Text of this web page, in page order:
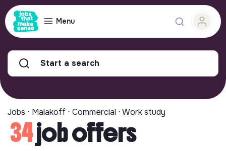
Menu
Start a search
Jobs ⋅ Malakoff ⋅ Commercial ⋅ Work study
34job offers